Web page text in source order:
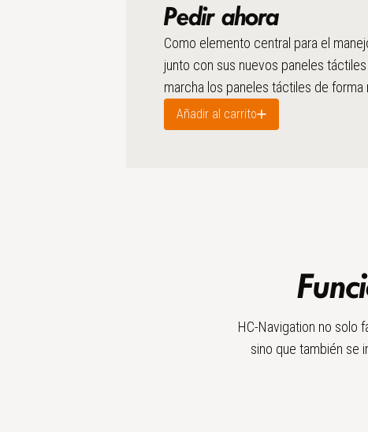
Pedir ahora
Como elemento central para el
junto con sus nuevos paneles
marcha los paneles táctiles de forma
Añadir al carrito
HC-Navigation no solo
sino que también se